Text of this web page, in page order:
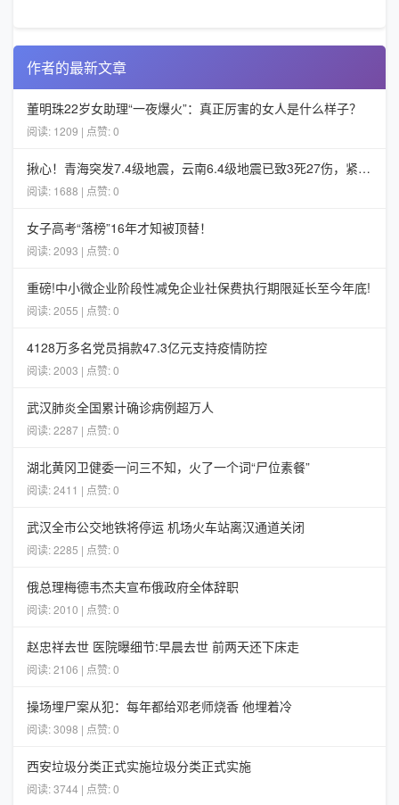
作者的最新文章
董明珠22岁女助理“一夜爆火”：真正厉害的女人是什么样子？
阅读: 1209 | 点赞: 0
揪心！青海突发7.4级地震，云南6.4级地震已致3死27伤，紧急救援火速推进
阅读: 1688 | 点赞: 0
女子高考“落榜”16年才知被顶替！
阅读: 2093 | 点赞: 0
重磅!中小微企业阶段性减免企业社保费执行期限延长至今年底!
阅读: 2055 | 点赞: 0
4128万多名党员捐款47.3亿元支持疫情防控
阅读: 2003 | 点赞: 0
武汉肺炎全国累计确诊病例超万人
阅读: 2287 | 点赞: 0
湖北黄冈卫健委一问三不知，火了一个词“尸位素餐”
阅读: 2411 | 点赞: 0
武汉全市公交地铁将停运 机场火车站离汉通道关闭
阅读: 2285 | 点赞: 0
俄总理梅德韦杰夫宣布俄政府全体辞职
阅读: 2010 | 点赞: 0
赵忠祥去世 医院曝细节:早晨去世 前两天还下床走
阅读: 2106 | 点赞: 0
操场埋尸案从犯：每年都给邓老师烧香 他埋着冷
阅读: 3098 | 点赞: 0
西安垃圾分类正式实施垃圾分类正式实施
阅读: 3744 | 点赞: 0